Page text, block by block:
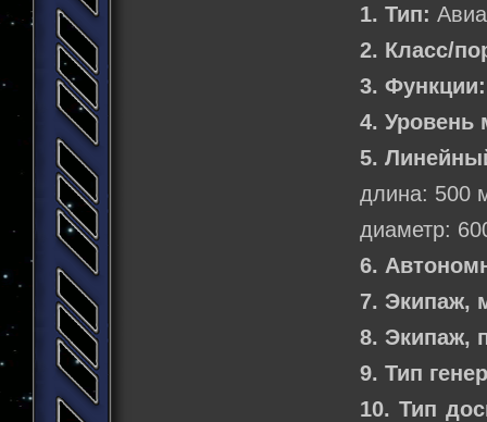
1. Тип:
2. Класс/
3. Функции:
4. Уровень
5.
длина: 500
диаметр:
6.
7. Экипаж,
8. Экипаж,
9. Тип
10. Тип